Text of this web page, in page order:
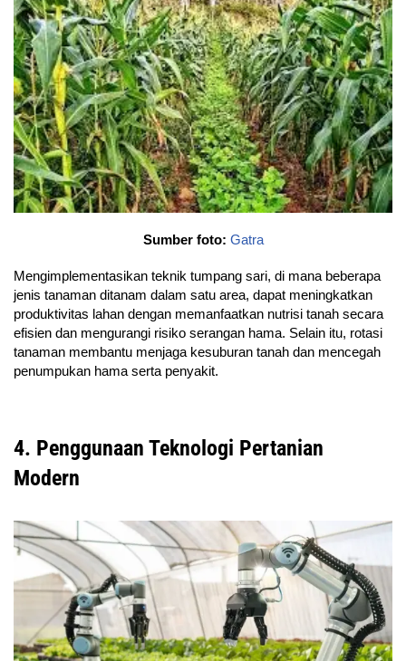
Sumber foto: Gatra
Mengimplementasikan teknik tumpang sari, di mana beberapa
jenis tanaman ditanam dalam satu area, dapat meningkatkan
produktivitas lahan dengan memanfaatkan nutrisi tanah secara
efisien dan mengurangi risiko serangan hama. Selain itu, rotasi
tanaman membantu menjaga kesuburan tanah dan mencegah
penumpukan hama serta penyakit.
4. Penggunaan Teknologi Pertanian
Modern